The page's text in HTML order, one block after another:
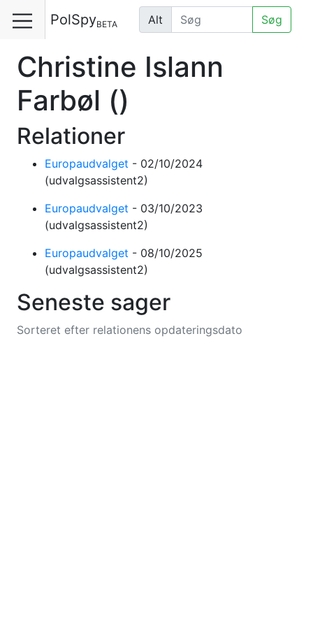
PolSpyBETA Alt Søg
Christine Islann
Farbøl ()
Relationer
Europaudvalget - 02/10/2024
(udvalgsassistent2)
Europaudvalget - 03/10/2023
(udvalgsassistent2)
Europaudvalget - 08/10/2025
(udvalgsassistent2)
Seneste sager
Sorteret efter relationens opdateringsdato